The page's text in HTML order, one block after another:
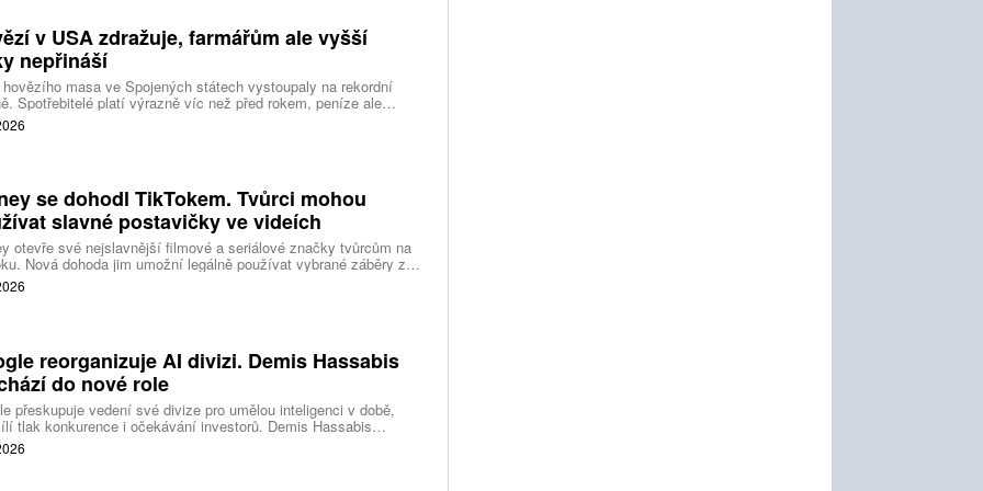
v USA zdražuje, farmářům ale vyšší
nepřináší
masa ve Spojených státech vystoupaly na rekordní
Spotřebitelé platí výrazně víc než před rokem, peníze ale
farmářům, zpracovatelům ani restauracím. Celý řetězec
nedostatek dobytka a prudce rostoucí náklady.
se dohodl TikTokem. Tvůrci mohou
slavné postavičky ve videích
otevře své nejslavnější filmové a seriálové značky tvůrcům na
Nová dohoda jim umožní legálně používat vybrané záběry z
studia a sdílet vlastní videa také na platformě Disney Verts.
reorganizuje AI divizi. Demis Hassabis
do nové role
přeskupuje vedení své divize pro umělou inteligenci v době,
tlak konkurence i očekávání investorů. Demis Hassabis
každodenní řízení DeepMind a zaměří se na vývoj pokročilé
inteligence i její dopad na společnost.